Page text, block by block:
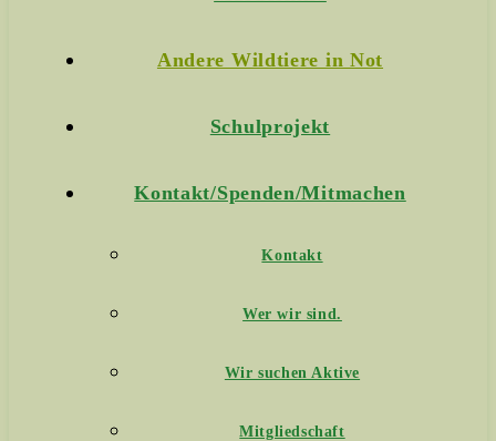
Andere Wildtiere in Not
Schulprojekt
Kontakt/Spenden/Mitmachen
Kontakt
Wer wir sind.
Wir suchen Aktive
Mitgliedschaft